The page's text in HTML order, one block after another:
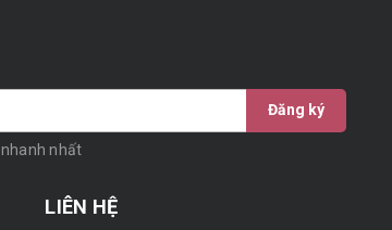
Đăng ký
nhất
LIÊN HỆ